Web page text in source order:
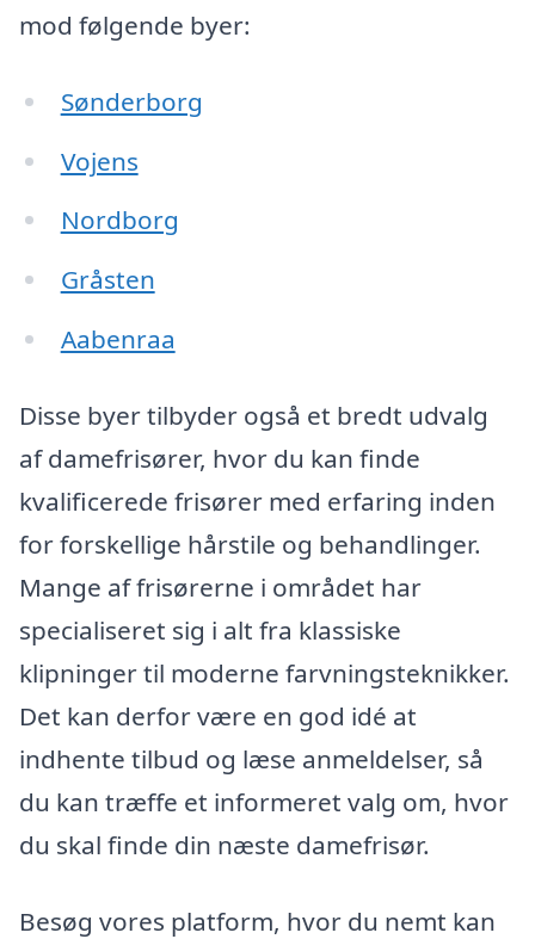
mod følgende byer:
Sønderborg
Vojens
Nordborg
Gråsten
Aabenraa
Disse byer tilbyder også et bredt udvalg
af damefrisører, hvor du kan finde
kvalificerede frisører med erfaring inden
for forskellige hårstile og behandlinger.
Mange af frisørerne i området har
specialiseret sig i alt fra klassiske
klipninger til moderne farvningsteknikker.
Det kan derfor være en god idé at
indhente tilbud og læse anmeldelser, så
du kan træffe et informeret valg om, hvor
du skal finde din næste damefrisør.
Besøg vores platform, hvor du nemt kan